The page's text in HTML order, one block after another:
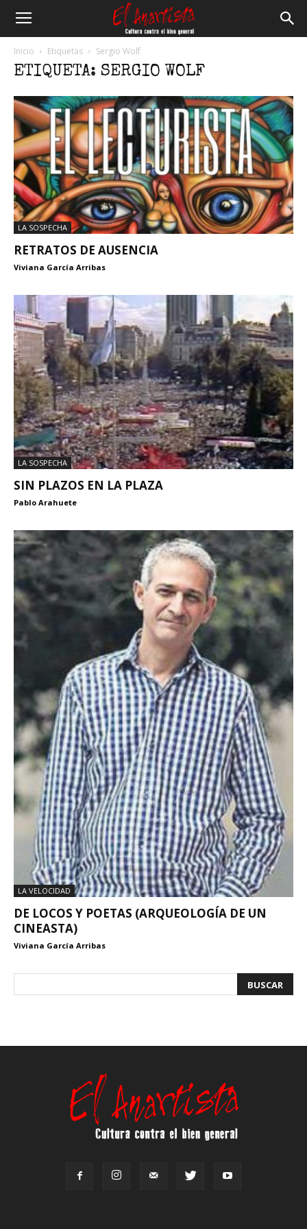
Inicio Etiquetas Sergio Wolf
ETIQUETA: SERGIO WOLF
LA SOSPECHA
RETRATOS DE AUSENCIA
Viviana García Arribas
LA SOSPECHA
SIN PLAZOS EN LA PLAZA
Pablo Arahuete
LA VELOCIDAD
DE LOCOS Y POETAS (ARQUEOLOGÍA DE UN
CINEASTA)
Viviana García Arribas